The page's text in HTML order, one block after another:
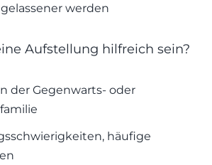
werden
Aufstellung hilfreich sein?
der Gegenwarts- oder
häufige